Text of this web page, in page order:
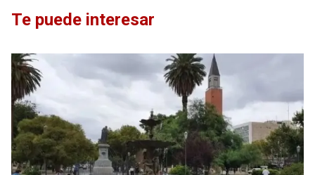
Te puede interesar